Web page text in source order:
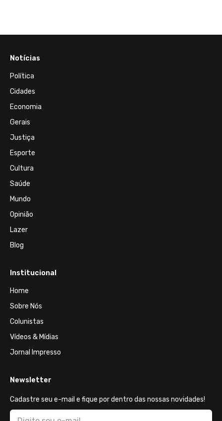
Notícias
Política
Cidades
Economia
Gerais
Justiça
Esporte
Cultura
Saúde
Mundo
Opinião
Lazer
Blog
Institucional
Home
Sobre Nós
Colunistas
Vídeos & Mídias
Jornal Impresso
Newsletter
Cadastre seu e-mail e fique por dentro das nossas novidades!